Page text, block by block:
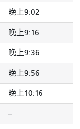
晚上9:02
晚上9:16
晚上9:36
晚上9:56
晚上10:16
--